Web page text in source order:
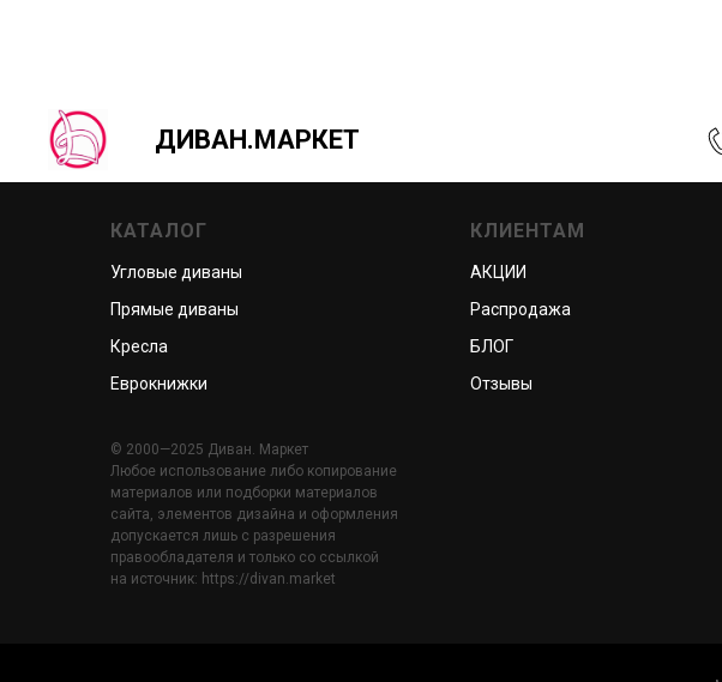
ДИВАН.МАРКЕТ
КАТАЛОГ
Угловые диваны
Прямые диваны
Кресла
Еврокнижки
КЛИЕНТАМ
АКЦИИ
Распродажа
БЛОГ
Отзывы
© 2000—2025 Диван. Маркет
Любое использование либо копирование
материалов или подборки материалов
сайта, элементов дизайна и оформления
допускается лишь с разрешения
правообладателя и только со ссылкой
на источник: https://divan.market